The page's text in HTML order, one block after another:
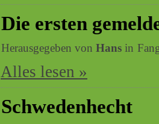
Die ersten
Herausgegeben von Hans in
Alles lesen »
Schwedenhecht